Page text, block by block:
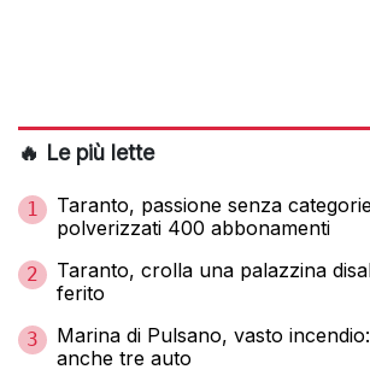
🔥 Le più lette
1
Taranto, passione senza
polverizzati 400 abbonamenti
2
Taranto, crolla una palazzina
ferito
3
Marina di Pulsano, vasto
anche tre auto